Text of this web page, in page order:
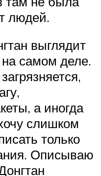
людей.
выглядит
самом деле.
а иногда
слишком
только
Описываю